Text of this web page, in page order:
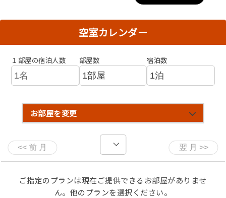
・椀物
・造り 琴引きの塩・土佐醤油・自家製ポン酢付き
・焼き物 黒鮑バター焼き、肝ソース
・天婦羅
・蒸し物
・汁
・ご飯 海鮮釜飯
空室カレンダー
１部屋の宿泊人数 部屋数 宿泊数
お部屋を変更
ご指定のプランは現在ご提供できるお部屋がありませ
ん。他のプランを選択ください。